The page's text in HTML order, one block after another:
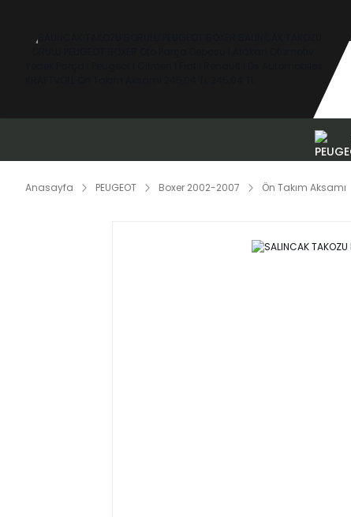
Anasayfa PEUGEOT Boxer 2002-2007 Ön Takım Aksamı